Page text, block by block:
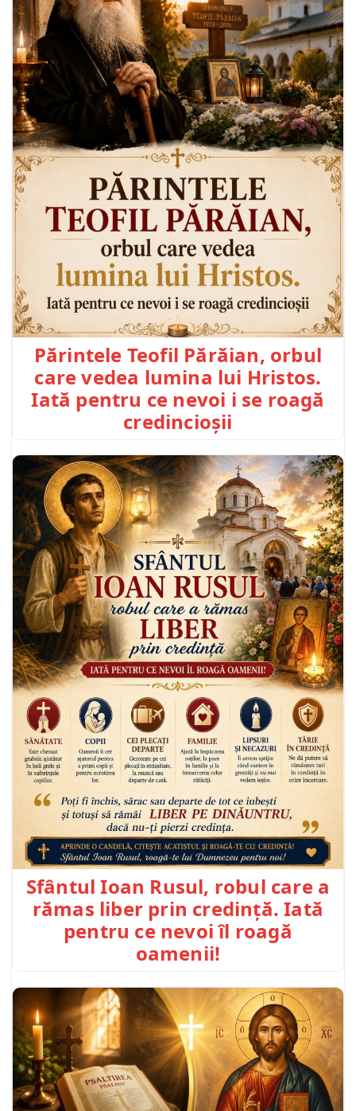
Părintele Teofil Părăian, orbul
care vedea lumina lui Hristos.
Iată pentru ce nevoi i se roagă
credincioșii
Sfântul Ioan Rusul, robul care a
rămas liber prin credință. Iată
pentru ce nevoi îl roagă
oamenii!